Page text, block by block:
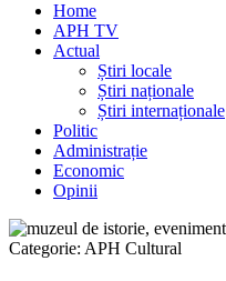
Home
APH TV
Actual
Știri locale
Știri naționale
Știri internaționale
Politic
Administrație
Economic
Opinii
Categorie: APH Cultural